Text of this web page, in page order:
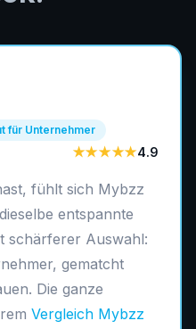
für Unternehmer
★★★★★4.9
fühlt sich Mybzz
entspannte
schärferer Auswahl:
gematcht
Die ganze
Vergleich Mybzz